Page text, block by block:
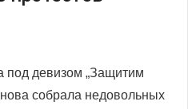
под девизом „Защитим
собрала недовольных